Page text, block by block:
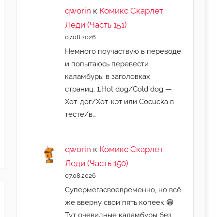
qworin к Комикс Скарлет
Леди (Часть 151)
07.08.2026
Немного поучаствую в переводе
и попытаюсь перевести
каламбуры в заголовках
страниц. 1.Hot dog/Cold dog —
Хот-дог/Хот-кэт или Cocucka в
тесте/в…
qworin к Комикс Скарлет
Леди (Часть 150)
07.08.2026
Супермегасвоевременно, но всё
же вверну свои пять копеек 😁
Тут очевидные каламбуры без